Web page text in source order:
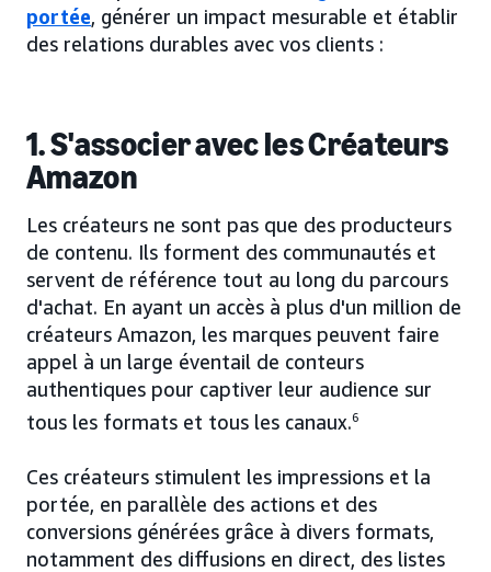
portée, générer un impact mesurable et établir
des relations durables avec vos clients :
1. S'associer avec les Créateurs
Amazon
Les créateurs ne sont pas que des producteurs
de contenu. Ils forment des communautés et
servent de référence tout au long du parcours
d'achat. En ayant un accès à plus d'un million de
créateurs Amazon, les marques peuvent faire
appel à un large éventail de conteurs
authentiques pour captiver leur audience sur
tous les formats et tous les canaux.6
Ces créateurs stimulent les impressions et la
portée, en parallèle des actions et des
conversions générées grâce à divers formats,
notamment des diffusions en direct, des listes